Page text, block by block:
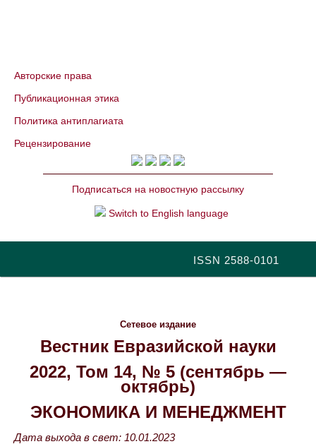
Авторские права
Публикационная этика
Политика антиплагиата
Рецензирование
Подписаться на новостную рассылку
Switch to English language
ISSN 2588-0101
Сетевое издание
Вестник Евразийской науки
2022, Том 14, № 5 (сентябрь —
октябрь)
ЭКОНОМИКА И МЕНЕДЖМЕНТ
Дата выхода в свет: 10.01.2023